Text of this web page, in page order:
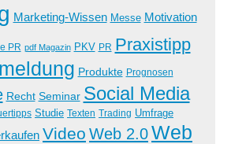
Marketing-Wissen Messe Motivation
PR pdf Magazin PKV PR Praxistipp
Produkte Prognosen
Recht Seminar Social Media
Studie Texten Trading Umfrage
Video Web 2.0Web